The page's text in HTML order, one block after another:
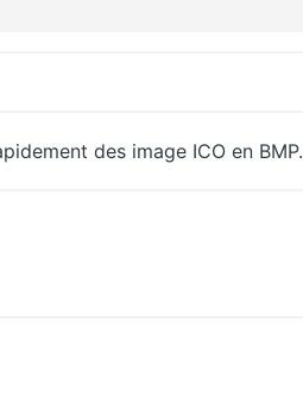
des image ICO en BMP.